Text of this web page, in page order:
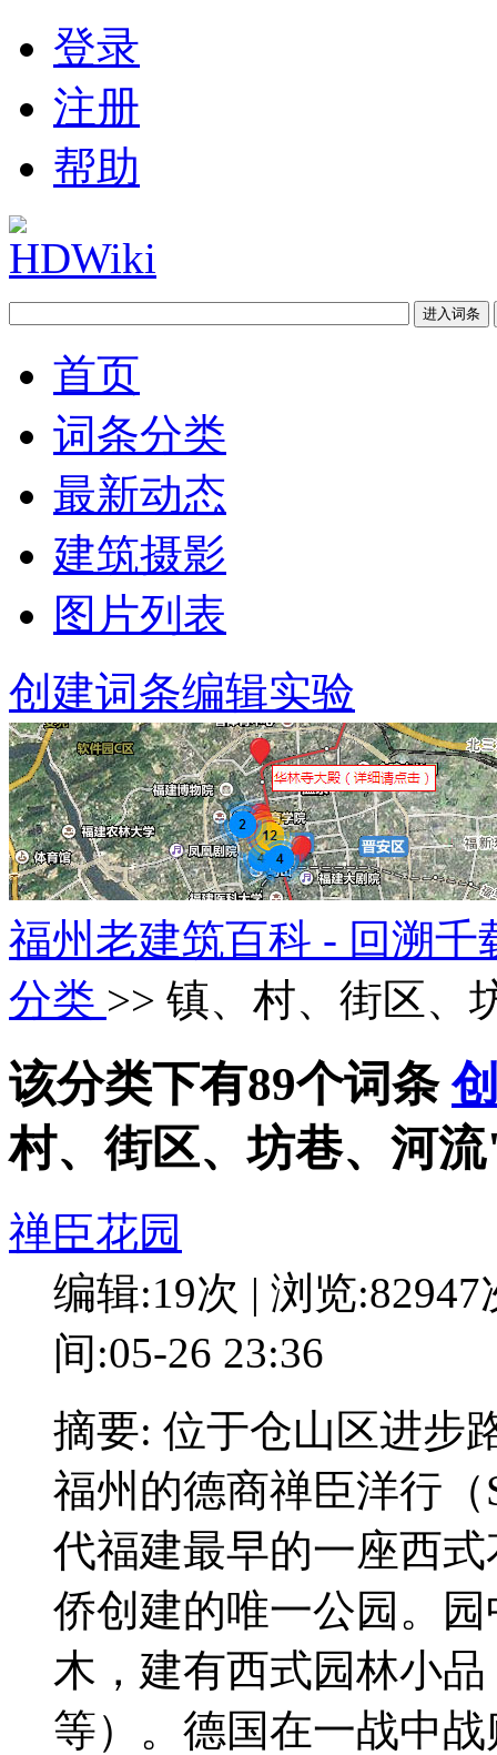
登录
注册
帮助
首页
词条分类
最新动态
建筑摄影
图片列表
创建词条编辑实验
福州老建筑百科 - 回溯
分类 >> 镇、村、街区、
该分类下有89个词条
村、街区、坊巷、河
禅臣花园
编辑:19次 | 浏览:82947
间:05-26 23:36
摘要: 位于仓山区进步
福州的德商禅臣洋行（
代福建最早的一座西
侨创建的唯一公园。
木，建有西式园林小
等）。德国在一战中